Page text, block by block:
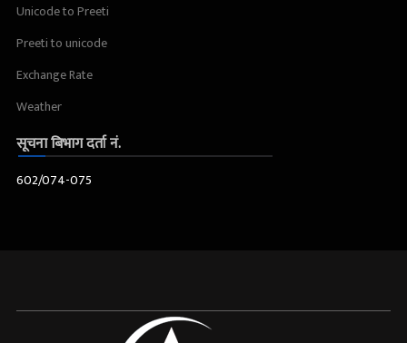
Unicode to Preeti
Preeti to unicode
Exchange Rate
Weather
सूचना बिभाग दर्ता नं.
602/074-075